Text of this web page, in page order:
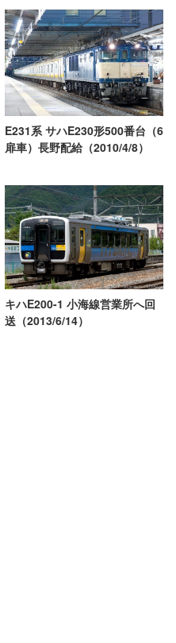
E231系 サハE230形500番台（6
扉車）長野配給（2010/4/8）
キハE200-1 小海線営業所へ回
送（2013/6/14）